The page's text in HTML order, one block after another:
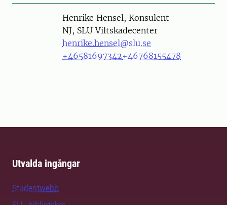
PersonHenrike Hensel, Konsulent
NJ, SLU Viltskadecenter
henrike.hensel@slu.se
+46581697342+46768155478
Utvalda ingångar
Studentwebb